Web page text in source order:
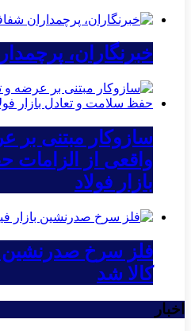
خبرنگاران،
سازوکار مبتنی بر
واقعی از
بازار فولاد
فلز سرخ صدرنشین
کالا شد
اخبار